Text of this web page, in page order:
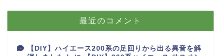
最近のコメント
【DIY】ハイエース200系の足回りから出る異音を解